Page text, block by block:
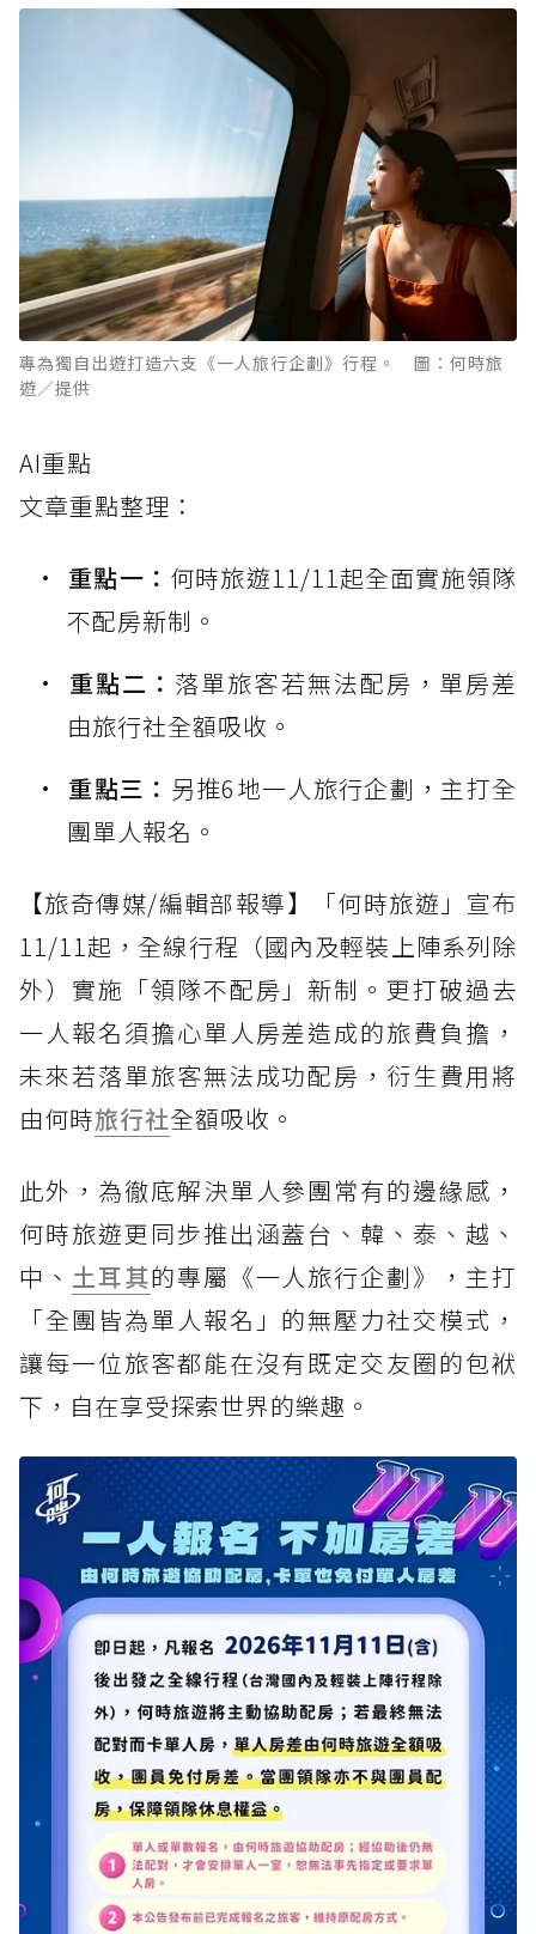
專為獨自出遊打造六支《一人旅行企劃》行程。 圖：何時旅
遊／提供
AI重點
文章重點整理：
重點一： 何時旅遊11/11起全面實施領隊
不配房新制。
重點二： 落單旅客若無法配房，單房差
由旅行社全額吸收。
重點三： 另推6地一人旅行企劃，主打全
團單人報名。
【旅奇傳媒/編輯部報導】「何時旅遊」宣布
11/11起，全線行程（國內及輕裝上陣系列除
外）實施「領隊不配房」新制。更打破過去
一人報名須擔心單人房差造成的旅費負擔，
未來若落單旅客無法成功配房，衍生費用將
由何時旅行社全額吸收。
此外，為徹底解決單人參團常有的邊緣感，
何時旅遊更同步推出涵蓋台、韓、泰、越、
中、 土耳其的專屬《一人旅行企劃》，主打
「全團皆為單人報名」的無壓力社交模式，
讓每一位旅客都能在沒有既定交友圈的包袱
下，自在享受探索世界的樂趣。